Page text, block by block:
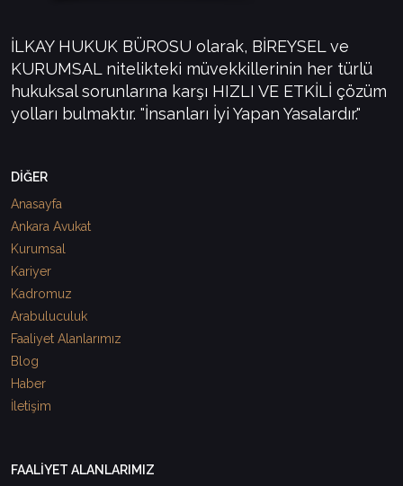
İLKAY HUKUK BÜROSU olarak, BİREYSEL ve
KURUMSAL nitelikteki müvekkillerinin her türlü
hukuksal sorunlarına karşı HIZLI VE ETKİLİ çözüm
yolları bulmaktır. "İnsanları İyi Yapan Yasalardır."
DİĞER
Anasayfa
Ankara Avukat
Kurumsal
Kariyer
Kadromuz
Arabuluculuk
Faaliyet Alanlarımız
Blog
Haber
İletişim
FAALİYET ALANLARIMIZ